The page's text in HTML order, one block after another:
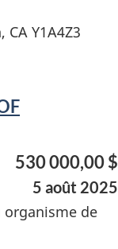
CA Y1A4Z3
530 000,00 $
5 août 2025
de